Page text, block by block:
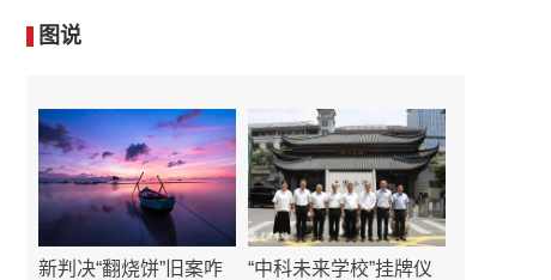
图说
新判决“翻烧饼”旧案咋
“中科未来学校”挂牌仪